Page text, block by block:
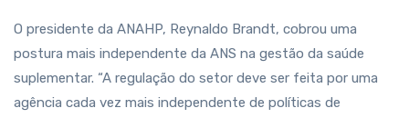
O presidente da ANAHP, Reynaldo Brandt, cobrou uma
postura mais independente da ANS na gestão da saúde
suplementar. “A regulação do setor deve ser feita por uma
agência cada vez mais independente de políticas de